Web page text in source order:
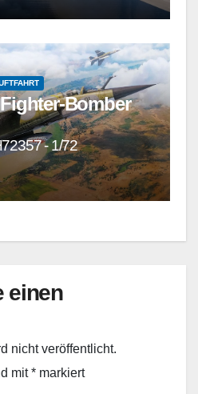
Bomber
- 1/72
einen
nicht veröffentlicht.
mit* markiert